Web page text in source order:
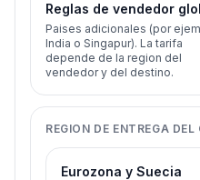
Reglas de vendedor
Paises adicionales (por
India o Singapur). La tarifa
depende de la region del
vendedor y del destino.
REGION DE ENTREGA
Eurozona y Suecia